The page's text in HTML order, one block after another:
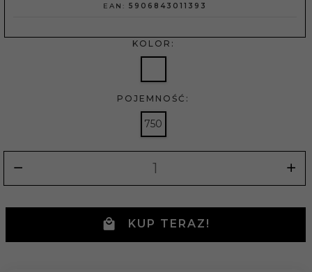
EAN: 5906843011393
KOLOR:
POJEMNOŚĆ:
750
KUP TERAZ!